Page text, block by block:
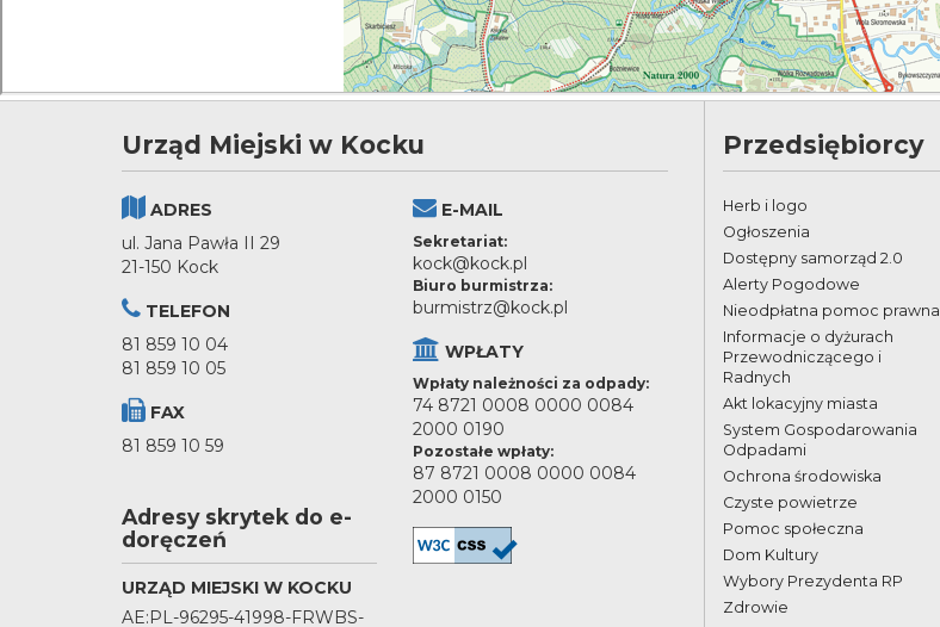
Urząd Miejski w Kocku
ADRES
ul. Jana Pawła II 29
21-150 Kock
TELEFON
81 859 10 04
81 859 10 05
FAX
81 859 10 59
Adresy skrytek do e-
doręczeń
URZĄD MIEJSKI W KOCKU
AE:PL-96295-41998-FRWBS-
E-MAIL
Sekretariat:
kock@kock.pl
Biuro burmistrza:
burmistrz@kock.pl
WPŁATY
Wpłaty należności za odpady:
74 8721 0008 0000 0084
2000 0190
Pozostałe wpłaty:
87 8721 0008 0000 0084
2000 0150
Przedsiębiorcy
Herb i logo
Ogłoszenia
Dostępny samorząd 2.0
Alerty Pogodowe
Nieodpłatna pomoc prawna
Informacje o dyżurach
Przewodniczącego i
Radnych
Akt lokacyjny miasta
System Gospodarowania
Odpadami
Ochrona środowiska
Czyste powietrze
Pomoc społeczna
Dom Kultury
Wybory Prezydenta RP
Zdrowie